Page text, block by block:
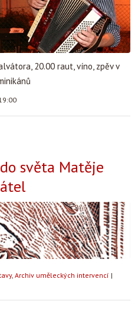
20.00 raut, víno, zpěv v
do světa Matěje
, Archiv uměleckých intervencí |